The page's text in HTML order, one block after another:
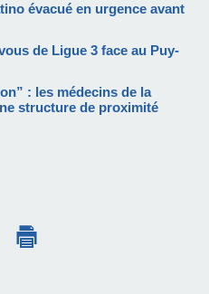
évacué en urgence avant
de Ligue 3 face au Puy-
: les médecins de la
structure de proximité